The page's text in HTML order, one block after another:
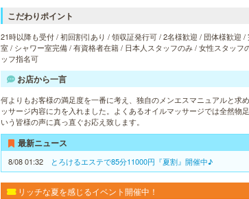
こだわりポイント
21時以降も受付 / 初回割引あり / 領収証発行可 / 2名様歓迎 / 団体様歓迎 /
室 / シャワー室完備 / 有資格者在籍 / 日本人スタッフのみ / 女性スタッフ
ッフ指名可
お店から一言
何よりもお客様の満足度を一番に考え、独自のメンエスマニュアルと求
ッサージ内容に力を入れました。よくあるオイルマッサージでは全然物
いう皆様の声に真っ直ぐお応え致します。
最新ニュース
8/08 01:32 とろけるエステで85分11000円『夏割』開催中♪
リッチな夏を感じるイベント開催中！